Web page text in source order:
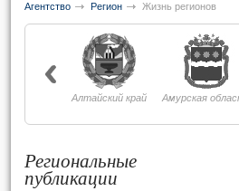
Агентство Регион Жизнь регионов
Алтайский край Амурская
Региональные
публикации